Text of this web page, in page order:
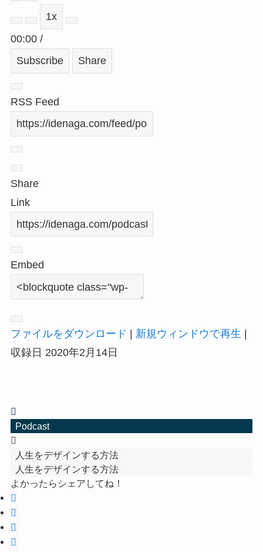
Episode
Pause
Episode
1x
00:00 /
Subscribe
Share
RSS Feed
Share
Link
Embed
ファイルをダウンロード 新規ウィンドウで再生
収録日 2020年2月14日
Podcast
人生をデザインする方法
人生をデザインする方法
よかったらシェアしてね！